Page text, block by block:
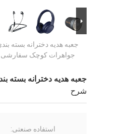
جعبه هدیه دخترانه بسته
جواهرات کوچک سفارشی
جعبه هدیه دخترانه
شرح
استفاده صنعتی: